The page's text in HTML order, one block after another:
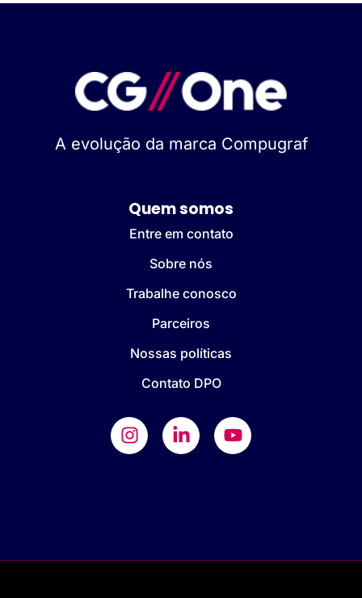
A evolução da marca Compugraf
Quem somos
Entre em contato
Sobre nós
Trabalhe conosco
Parceiros
Nossas políticas
Contato DPO